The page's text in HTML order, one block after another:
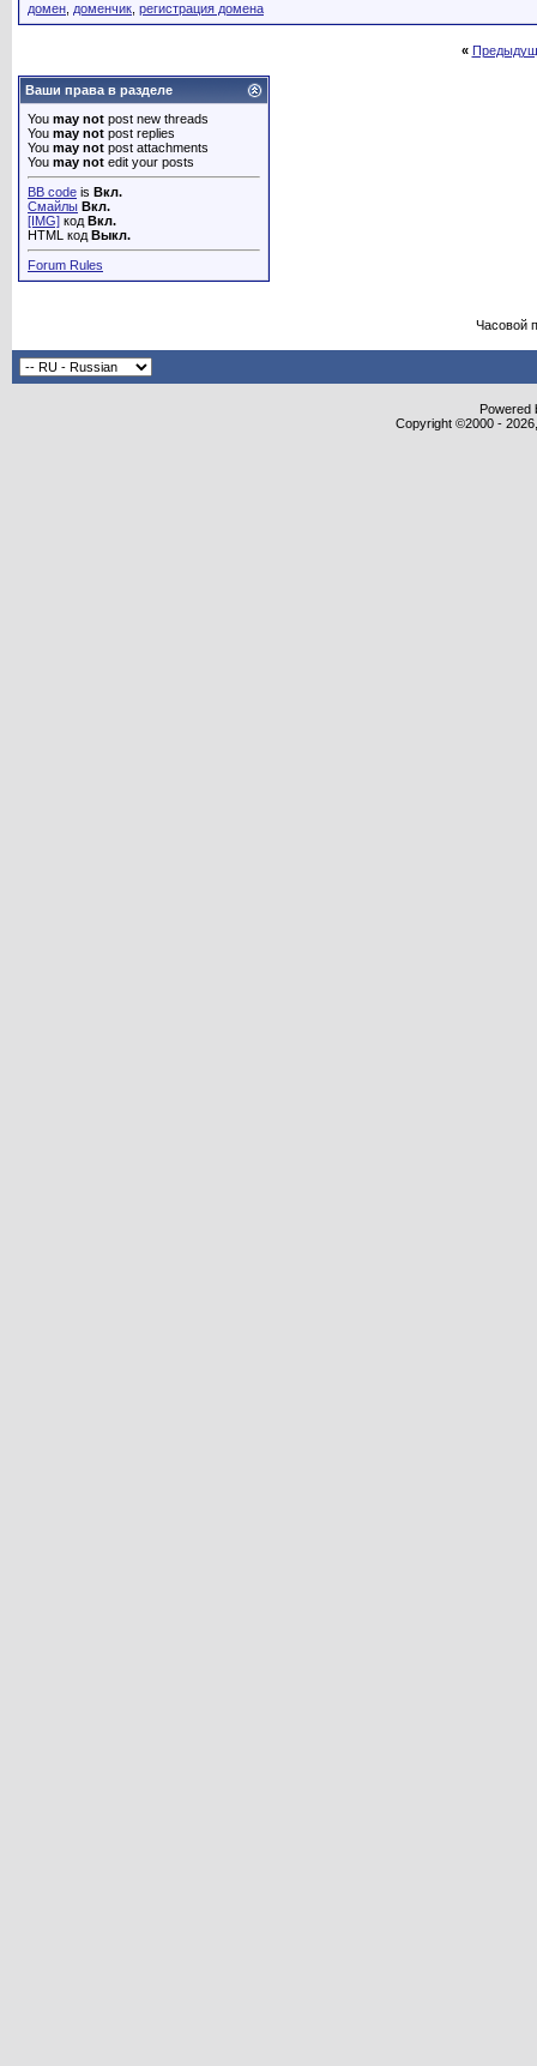
домен доменчик регистрация домена
«
Ваши права в разделе
You may not post new threads
You may not post replies
You may not post attachments
You may not edit your posts
BB code is Вкл.
Смайлы Вкл.
[IMG] код Вкл.
HTML код Выкл.
Forum Rules
Часовой
Powered
Copyright ©2000 -